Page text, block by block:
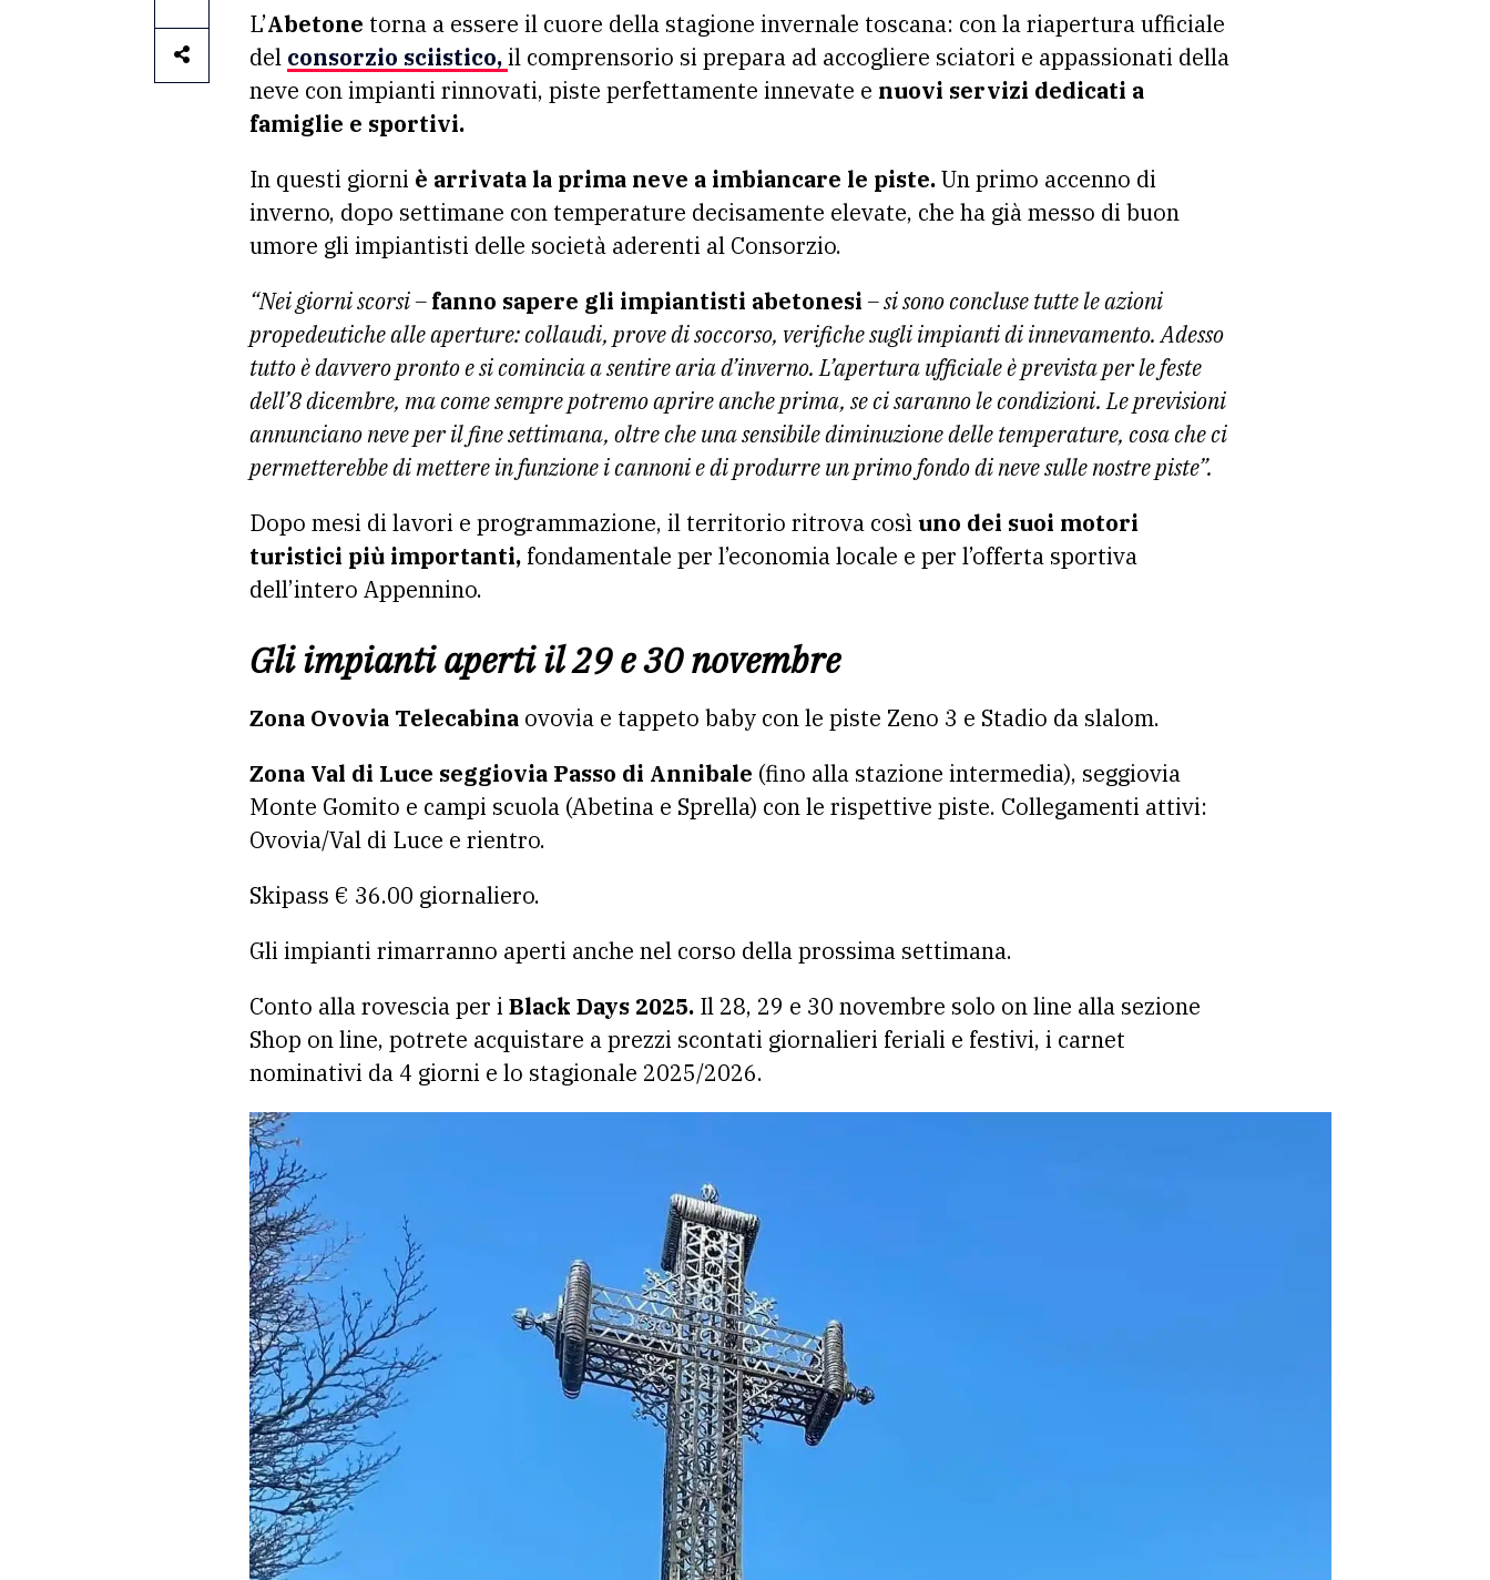
L’Abetone torna a essere il cuore della stagione invernale toscana: con la riapertura ufficiale
del consorzio sciistico,il comprensorio si prepara ad accogliere sciatori e appassionati della
neve con impianti rinnovati, piste perfettamente innevate e nuovi servizi dedicati a
famiglie e sportivi.
In questi giorni è arrivata la prima neve a imbiancare le piste.Un primo accenno di
inverno, dopo settimane con temperature decisamente elevate, che ha già messo di buon
umore gli impiantisti delle società aderenti al Consorzio.
“Nei giorni scorsi –fanno sapere gli impiantisti abetonesi – si sono concluse tutte le azioni
propedeutiche alle aperture: collaudi, prove di soccorso, verifiche sugli impianti di innevamento. Adesso
tutto è davvero pronto e si comincia a sentire aria d’inverno. L’apertura ufficiale è prevista per le feste
dell’8 dicembre, ma come sempre potremo aprire anche prima, se ci saranno le condizioni. Le previsioni
annunciano neve per il fine settimana, oltre che una sensibile diminuzione delle temperature, cosa che ci
permetterebbe di mettere in funzione i cannoni e di produrre un primo fondo di neve sulle nostre piste”.
Dopo mesi di lavori e programmazione, il territorio ritrova cosìuno dei suoi motori
turistici più importanti, fondamentale per l’economia locale e per l’offerta sportiva
dell’intero Appennino.
Gli impianti aperti il 29 e 30 novembre
Zona Ovovia Telecabina ovovia e tappeto baby con le piste Zeno 3 e Stadio da slalom.
Zona Val di Luce seggiovia Passo di Annibale (fino alla stazione intermedia), seggiovia
Monte Gomito e campi scuola (Abetina e Sprella) con le rispettive piste. Collegamenti attivi:
Ovovia/Val di Luce e rientro.
Skipass € 36.00 giornaliero.
Gli impianti rimarranno aperti anche nel corso della prossima settimana.
Conto alla rovescia per i Black Days 2025. Il 28, 29 e 30 novembre solo on line alla sezione
Shop on line, potrete acquistare a prezzi scontati giornalieri feriali e festivi, i carnet
nominativi da 4 giorni e lo stagionale 2025/2026.